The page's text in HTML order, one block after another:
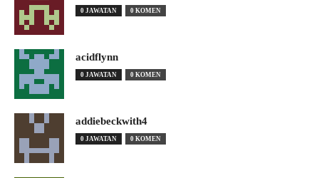
0 JAWATAN 0 KOMEN
acidflynn
0 JAWATAN 0 KOMEN
addiebeckwith4
0 JAWATAN 0 KOMEN